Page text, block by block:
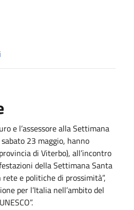
e l’assessore alla Settimana
23 maggio, hanno
di Viterbo), all’incontro
della Settimana Santa
e politiche di prossimità”,
per l’Italia nell’ambito del